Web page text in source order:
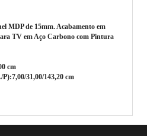
MDP de 15mm. Acabamento em
TV em Aço Carbono com Pintura
cm
31,00/143,20 cm